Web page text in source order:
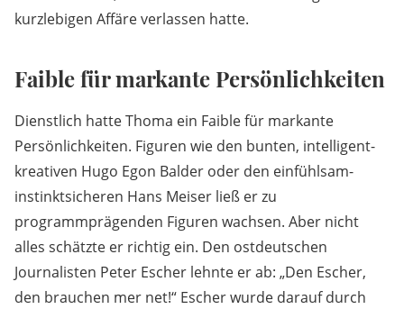
kurzlebigen Affäre verlassen hatte.
Faible für markante Persönlichkeiten
Dienstlich hatte Thoma ein Faible für markante
Persönlichkeiten. Figuren wie den bunten, intelligent-
kreativen Hugo Egon Balder oder den einfühlsam-
instinktsicheren Hans Meiser ließ er zu
programmprägenden Figuren wachsen. Aber nicht
alles schätzte er richtig ein. Den ostdeutschen
Journalisten Peter Escher lehnte er ab: „Den Escher,
den brauchen mer net!“ Escher wurde darauf durch